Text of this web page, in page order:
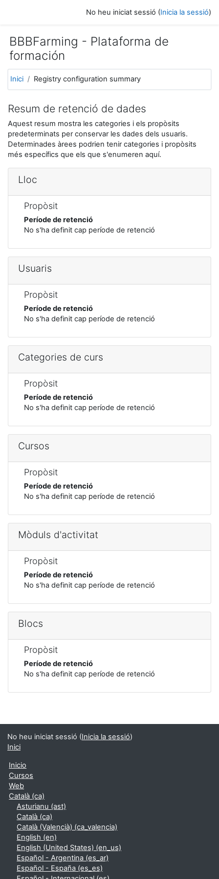
No heu iniciat sessió (Inicia la sessió)
BBBFarming - Plataforma de
formación
Inici Registry configuration summary
Resum de retenció de dades
Aquest resum mostra les categories i els propòsits
predeterminats per conservar les dades dels usuaris.
Determinades àrees podrien tenir categories i propòsits
més específics que els que s'enumeren aquí.
Lloc
Propòsit
Període de retenció
No s'ha definit cap període de retenció
Usuaris
Propòsit
Període de retenció
No s'ha definit cap període de retenció
Categories de curs
Propòsit
Període de retenció
No s'ha definit cap període de retenció
Cursos
Propòsit
Període de retenció
No s'ha definit cap període de retenció
Mòduls d'activitat
Propòsit
Període de retenció
No s'ha definit cap període de retenció
Blocs
Propòsit
Període de retenció
No s'ha definit cap període de retenció
No heu iniciat sessió (Inicia la sessió)
Inici
Inicio
Cursos
Web
Català ‎(ca)‎
Asturianu ‎(ast)‎
Català ‎(ca)‎
Català (Valencià) ‎(ca_valencia)‎
English ‎(en)‎
English (United States) ‎(en_us)‎
Español - Argentina ‎(es_ar)‎
Español - España ‎(es_es)‎